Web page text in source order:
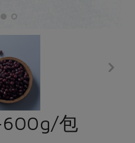
個人清潔
織品
減塑減廢
食農教育
600g/包